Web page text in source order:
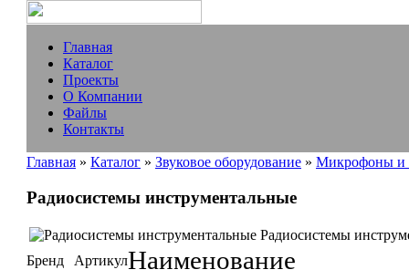
Главная
Каталог
Проекты
О Компании
Файлы
Контакты
Главная » Каталог » Звуковое оборудование » Микрофоны и
Радиосистемы инструментальные
Радиосистемы
Бренд
АртикулНаименование